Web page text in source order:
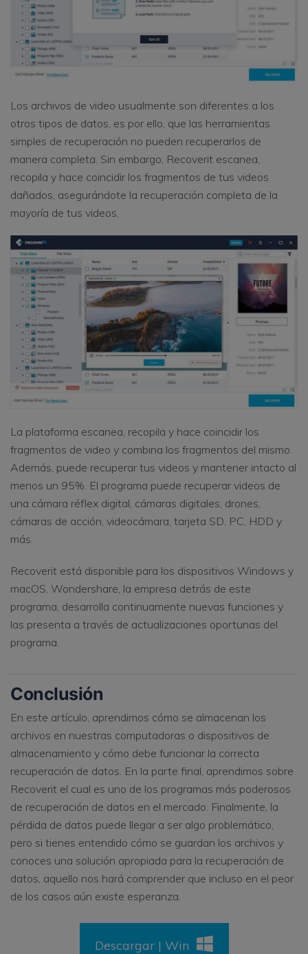
Los archivos de video usualmente son diferentes a los
otros tipos de datos, es por ello, que las herramientas
simples de recuperación no pueden recuperarlos de
manera completa. Sin embargo, Recoverit escanea,
recopila y hace coincidir los fragmentos de tus videos
dañados, asegurándote la recuperación completa de la
mayoría de tus videos.
La plataforma escanea, recopila y hace coincidir los
fragmentos de video y combina los fragmentos del mismo.
Además, puede recuperar tus videos y mantener intacto al
menos un 95%. El programa puede recuperar videos de
una cámara réflex digital, cámaras digitales, drones,
cámaras de acción, videocámara, tarjeta SD, PC, HDD y
más.
Recoverit está disponible para los dispositivos Windows y
macOS. Wondershare, la empresa detrás de este
programa, desarrolla continuamente nuevas funciones y
las presenta a través de actualizaciones oportunas del
programa.
Conclusión
En este artículo, aprendimos cómo se almacenan los
archivos en nuestras computadoras o dispositivos de
almacenamiento y cómo debe funcionar la correcta
recuperación de datos. En la parte final, aprendimos sobre
Recoverit el cual es uno de los programas más poderosos
de recuperación de datos en el mercado. Finalmente, la
pérdida de datos puede llegar a ser algo problemático,
pero si tienes entendido cómo se guardan los archivos y
conoces una solución apropiada para la recuperación de
datos, aquello nos hará comprender que incluso en el peor
de los casos aún existe esperanza.
Descargar | Win